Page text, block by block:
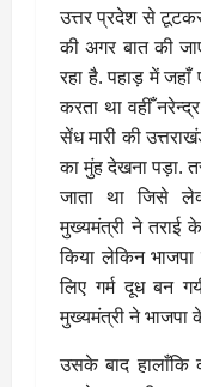
उत्तर प्रदेश से
की अगर बात की
रहा है. पहाड़ में
करता था वहीँ
सेंध मारी की
का मुंह देखना पड़ा.
जाता था जिसे
मुख्यमंत्री ने तराई
किया लेकिन
लिए गर्म दूध बन
मुख्यमंत्री ने भाजपा
उसके बाद हालाँकि